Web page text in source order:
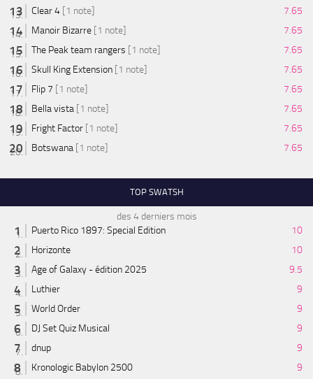
Clear 4 [1 note]
7.65
Manoir Bizarre [1 note]
7.65
The Peak team rangers [1 note]
7.65
Skull King Extension [1 note]
7.65
Flip 7 [1 note]
7.65
Bella vista [1 note]
7.65
Fright Factor [1 note]
7.65
Botswana [1 note] 7.65
TOP SWATSH
des 4 derniers mois
Puerto Rico 1897: Special Edition
10
Horizonte
10
Age of Galaxy - édition 2025
9.5
Luthier
9
World Order
9
DJ Set Quiz Musical
9
dnup
9
Kronologic Babylon 2500
9